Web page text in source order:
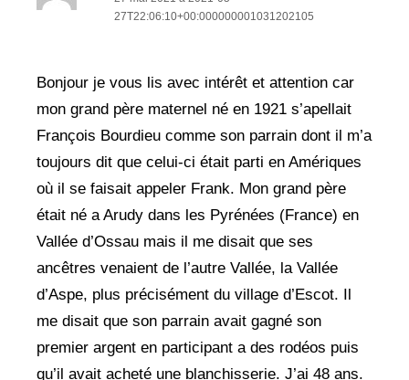
27T22:06:10+00:000000001031202105
Bonjour je vous lis avec intérêt et attention car
mon grand père maternel né en 1921 s’apellait
François Bourdieu comme son parrain dont il m’a
toujours dit que celui-ci était parti en Amériques
où il se faisait appeler Frank. Mon grand père
était né a Arudy dans les Pyrénées (France) en
Vallée d’Ossau mais il me disait que ses
ancêtres venaient de l’autre Vallée, la Vallée
d’Aspe, plus précisément du village d’Escot. Il
me disait que son parrain avait gagné son
premier argent en participant a des rodéos puis
qu’il avait acheté une blanchisserie. J’ai 48 ans.